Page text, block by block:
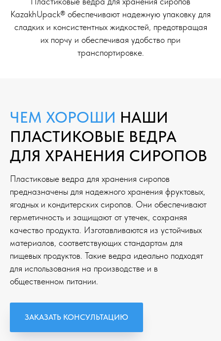
KazakhUpack® обеспечивают надежную упаковку для
сладких и консистентных жидкостей, предотвращая
их порчу и обеспечивая удобство при
транспортировке.
ЧЕМ ХОРОШИ НАШИ
ПЛАСТИКОВЫЕ ВЕДРА
ДЛЯ ХРАНЕНИЯ СИРОПОВ
Пластиковые ведра для хранения сиропов
предназначены для надежного хранения фруктовых,
ягодных и кондитерских сиропов. Они обеспечивают
герметичность и защищают от утечек, сохраняя
качество продукта. Изготавливаются из устойчивых
материалов, соответствующих стандартам для
пищевых продуктов. Такие ведра идеально подходят
для использования на производстве и в
общественном питании.
ЗАКАЗАТЬ КОНСУЛЬТАЦИЮ